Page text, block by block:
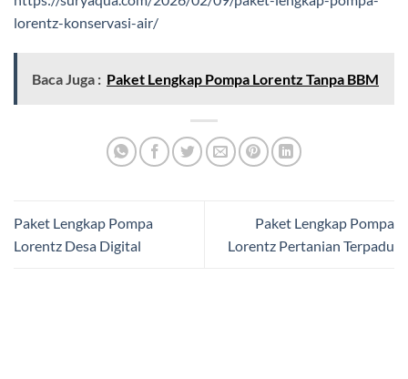
lorentz-konservasi-air/
Baca Juga : Paket Lengkap Pompa Lorentz Tanpa BBM
Paket Lengkap Pompa
Lorentz Desa Digital
Paket Lengkap Pompa
Lorentz Pertanian Terpadu